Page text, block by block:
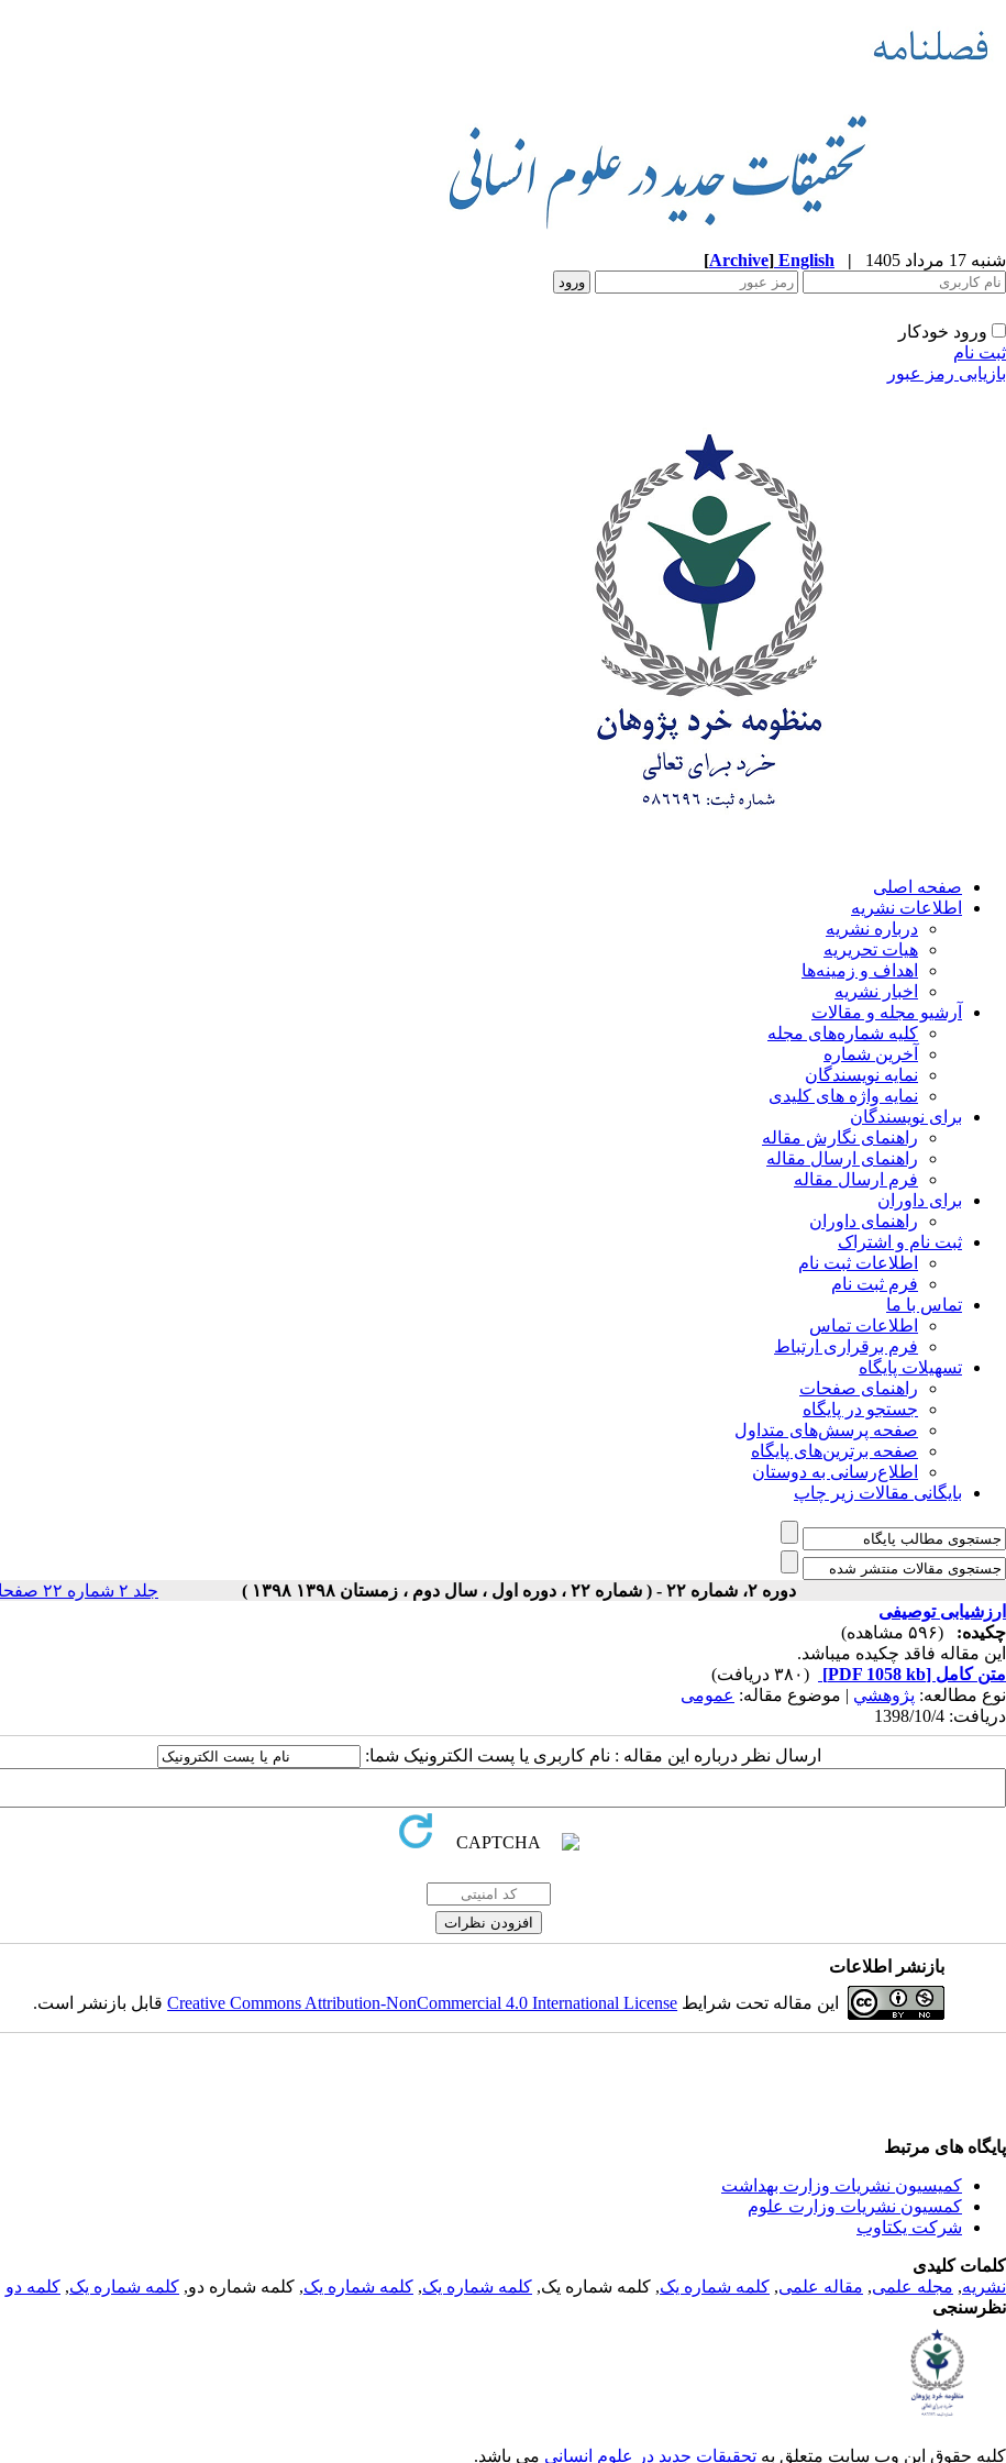
شنبه 17 مرداد 1405 |
English
[Archive]
ورود خودکار
ثبت نام
بازیابی رمز عبور
صفحه اصلی
اطلاعات نشریه
درباره نشریه
هیات تحریریه
اهداف و زمینه‌ها
اخبار نشریه
آرشیو مجله و مقالات
کلیه شماره‌های مجله
آخرین شماره
نمایه نویسندگان
نمایه واژه های کلیدی
برای نویسندگان
راهنمای نگارش مقاله
راهنمای ارسال مقاله
فرم ارسال مقاله
برای داوران
راهنمای داوران
ثبت نام و اشتراک
اطلاعات ثبت نام
فرم ثبت نام
تماس با ما
اطلاعات تماس
فرم برقراری ارتباط
تسهیلات پایگاه
راهنمای صفحات
جستجو در پایگاه
صفحه پرسش‌های متداول
صفحه برترین‌های پایگاه
اطلاع‌رسانی به دوستان
بایگانی مقالات زیر چاپ
دوره ۲، شماره ۲۲ - ( شماره ۲۲ ، دوره اول ، سال دوم ، زمستان ۱۳۹۸ ۱۳۹۸ ) جلد ۲ شماره ۲۲ صفحات ۵-۱
ارزشیابی توصیفی
چکیده:
(۵۹۶ مشاهده)
این مقاله فاقد چکیده می​باشد.
متن کامل [PDF 1058 kb]
(۳۸۰ دریافت)
نوع مطالعه: پژوهشي | موضوع مقاله: عمومى
دریافت: 1398/10/4
ارسال نظر درباره این مقاله : نام کاربری یا پست الکترونیک شما:
بازنشر اطلاعات
این مقاله تحت شرایط Creative Commons Attribution-NonCommercial 4.0 International Licenseقابل بازنشر است.
پایگاه های مرتبط
کمیسیون نشریات وزارت بهداشت
کمسیون نشریات وزارت علوم
شرکت یکتاوب
کلمات کلیدی
نشریه, مجله علمی, مقاله علمی, کلمه شماره یک, کلمه شماره یک, کلمه شماره یک, کلمه شماره یک, کلمه شماره دو, کلمه شماره یک, کلمه دو
نظرسنجی
کلیه حقوق این وب سایت متعلق به تحقیقات جدید در علوم انسانی می باشد.